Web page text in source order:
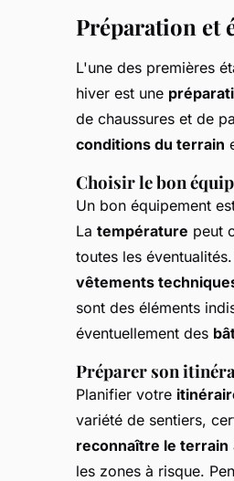
Préparation et
L'une des premières
hiver est une
de chaussures et de
conditions du terrain
Choisir le bon
Un bon équipement
La température peut
toutes les
vêtements
sont des éléments
éventuellement des
Préparer son
Planifier votre
variété de sentiers,
reconnaître le terrain
les zones à risque.